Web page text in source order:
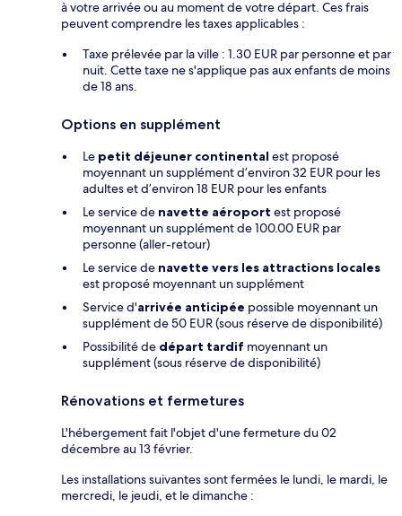
à votre arrivée ou au moment de votre départ. Ces frais
peuvent comprendre les taxes applicables :
Taxe prélevée par la ville : 1.30 EUR par personne et par
nuit. Cette taxe ne s'applique pas aux enfants de moins
de 18 ans.
Options en supplément
Le petit déjeuner continental est proposé
moyennant un supplément d’environ 32 EUR pour les
adultes et d’environ 18 EUR pour les enfants
Le service de navette aéroport est proposé
moyennant un supplément de 100.00 EUR par
personne (aller-retour)
Le service de navette vers les attractions locales
est proposé moyennant un supplément
Service d'arrivée anticipée possible moyennant un
supplément de 50 EUR (sous réserve de disponibilité)
Possibilité de départ tardif moyennant un
supplément (sous réserve de disponibilité)
Rénovations et fermetures
L'hébergement fait l'objet d'une fermeture du 02
décembre au 13 février.
Les installations suivantes sont fermées le lundi, le mardi, le
mercredi, le jeudi, et le dimanche :